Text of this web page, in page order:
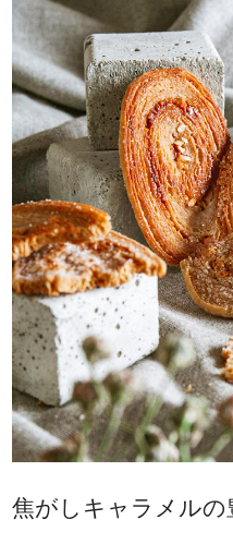
焦がしキャラメルの